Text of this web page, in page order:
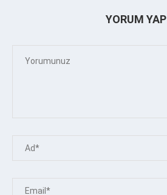
YORUM YAP